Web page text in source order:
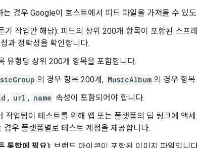
는 경우 Google이 호스트에서 피드 파일을 가져올 수 있
기 작업만 해당): 피드의 상위 200개 항목이 포함된 스프
과 정확성을 확인합니다.
유형당 상위 200개 항목을 포함합니다.
의 경우 항목 200개, MusicAlbum 의 경우 항
, url , name 속성이 포함되어야 합니다.
작업팀이 테스트를 위해 앱 또는 플랫폼의 딥 링크에 액
경우 플랫폼별로 테스트 계정을 제공합니다.